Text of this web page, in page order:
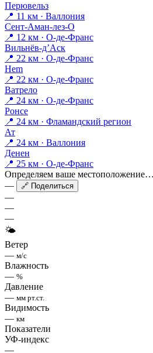
Перювельз
📍 11 км · Валлония
Сент-Аман-лез-О
📍 12 км · О-де-Франс
Вильнёв-д’Аск
📍 22 км · О-де-Франс
Hem
📍 22 км · О-де-Франс
Ватрело
📍 24 км · О-де-Франс
Ронсе
📍 24 км · Фламандский регион
Ат
📍 24 км · Валлония
Денен
📍 25 км · О-де-Франс
Определяем ваше местоположение…
—
🔗 Поделиться
—
—
—
🌤
Ветер
— м/с
Влажность
— %
Давление
— мм рт.ст.
Видимость
— км
Показатели
УФ-индекс
—